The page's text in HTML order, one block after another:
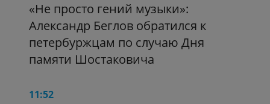
«Не просто гений музыки»:
Александр Беглов обратился к
петербуржцам по случаю Дня
памяти Шостаковича
11:52